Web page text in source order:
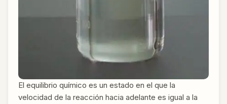
El equilibrio químico es un estado en el que la
velocidad de la reacción hacia adelante es igual a la